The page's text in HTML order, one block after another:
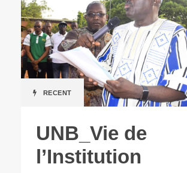
RECENT
UNB_Vie de
l’Institution